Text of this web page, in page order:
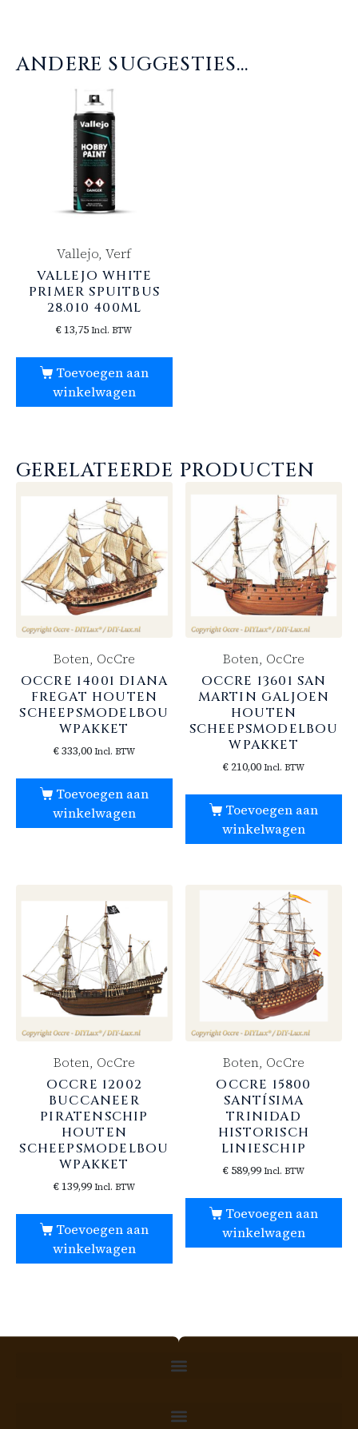
ANDERE SUGGESTIES…
Vallejo, Verf
VALLEJO WHITE
PRIMER SPUITBUS
28.010 400ML
€ 13,75 Incl. BTW
Toevoegen aan
winkelwagen
GERELATEERDE PRODUCTEN
Boten, OcCre
OCCRE 14001 DIANA
FREGAT HOUTEN
SCHEEPSMODELBOU
WPAKKET
€333,00 Incl. BTW
Toevoegen aan
winkelwagen
Boten, OcCre
OCCRE 13601 SAN
MARTIN GALJOEN
HOUTEN
SCHEEPSMODELBOU
WPAKKET
€ 210,00 Incl. BTW
Toevoegen aan
winkelwagen
Boten, OcCre
OCCRE 12002
BUCCANEER
PIRATENSCHIP
HOUTEN
SCHEEPSMODELBOU
WPAKKET
€139,99 Incl. BTW
Toevoegen aan
winkelwagen
Boten, OcCre
OCCRE 15800
SANTÍSIMA
TRINIDAD
HISTORISCH
LINIESCHIP
€ 589,99 Incl. BTW
Toevoegen aan
winkelwagen